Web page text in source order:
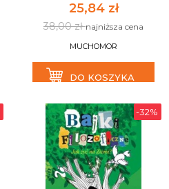
25,84 zł
38,00 złnajniższa cena
MUCHOMOR
DO KOSZYKA
-32%